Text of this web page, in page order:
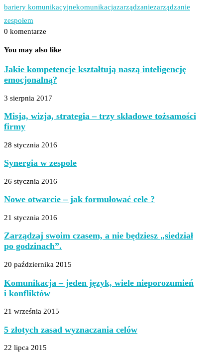
bariery komunikacyjnekomunikacjazarządzaniezarządzanie
zespołem
0 komentarze
You may also like
Jakie kompetencje kształtują naszą inteligencję
emocjonalną?
3 sierpnia 2017
Misja, wizja, strategia – trzy składowe tożsamości
firmy
28 stycznia 2016
Synergia w zespole
26 stycznia 2016
Nowe otwarcie – jak formułować cele ?
21 stycznia 2016
Zarządzaj swoim czasem, a nie będziesz „siedział
po godzinach”.
20 października 2015
Komunikacja – jeden język, wiele nieporozumień
i konfliktów
21 września 2015
5 złotych zasad wyznaczania celów
22 lipca 2015